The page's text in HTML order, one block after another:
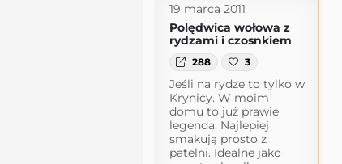
19 marca 2011
Polędwica wołowa z
rydzami i czosnkiem
288 3
Jeśli na rydze to tylko w
Krynicy. W moim
domu to już prawie
legenda. Najlepiej
smakują prosto z
patelni. Idealne jako